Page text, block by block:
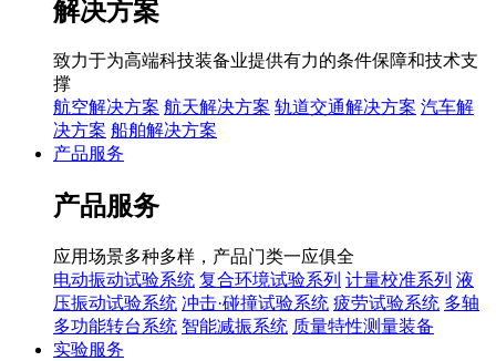
解决方案
致力于为高端科技装备业提供有力的条件保障和技术支
撑
航空解决方案 航天解决方案 轨道交通解决方案 汽车解
决方案 船舶解决方案
产品服务
产品服务
应用场景多种多样，产品门类一应俱全
电动振动试验系统 复合环境试验系列 计量校准系列 液
压振动试验系统 冲击·碰撞试验系统 疲劳试验系统 多轴
多功能转台系统 智能减振系统 质量特性测量装备
实验服务